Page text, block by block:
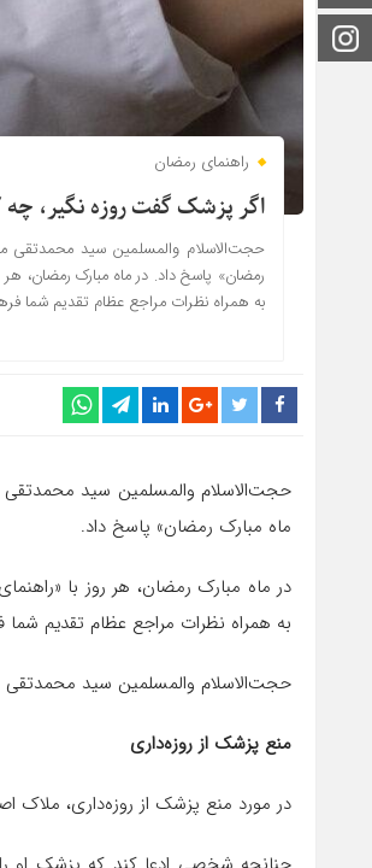
اینستاگرام
راهنمای رمضان
اگر پزشک گفت روزه نگیر، چه
حجت‌الاسلام والمسلمین سید محمدتقی
رمضان» پاسخ داد. در ماه مبارک رمضان،
به همراه نظرات مراجع عظام تقدیم شما
حجت‌الاسلام والمسلمین سید محمدتقی
ماه مبارک رمضان» پاسخ داد.
در ماه مبارک رمضان، هر روز با
به همراه نظرات مراجع عظام تقدیم
حجت‌الاسلام والمسلمین سید
منع پزشک از روزه‌داری
در مورد منع پزشک از روزه‌داری،